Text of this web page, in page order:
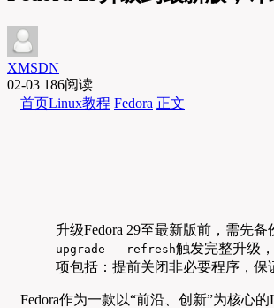
XMSDN
02-03 186阅读
首页Linux教程 Fedora 正文
升级Fedora 29至最新版前，需先
upgrade --refresh触发完整升级
项包括：提前关闭非必要程序，
Fedora作为一款以“前沿、创新”为核心